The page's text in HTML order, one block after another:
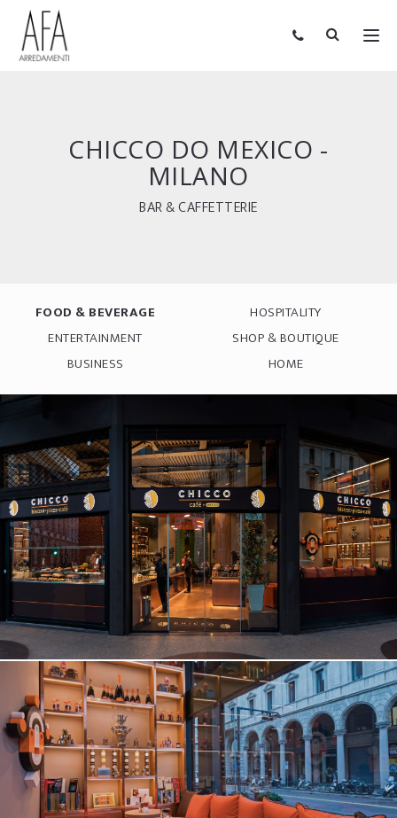
CHICCO DO MEXICO -
MILANO
BAR & CAFFETTERIE
FOOD & BEVERAGE
HOSPITALITY
ENTERTAINMENT
SHOP & BOUTIQUE
BUSINESS
HOME